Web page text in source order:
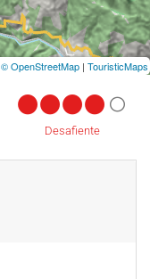
Desafiente
© OpenStreetMap | TouristicMaps